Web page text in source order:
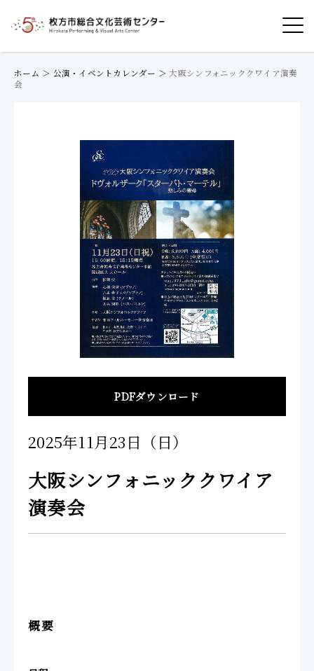
ホーム ＞ 公演・イベントカレンダー ＞大阪シンフォニッククワイア演奏
会
PDFダウンロード
2025年11月23日（日）
大阪シンフォニッククワイア
演奏会
概要